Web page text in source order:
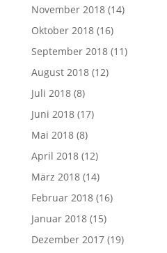
November 2018(14)
Oktober 2018(16)
September 2018(11)
August 2018(12)
Juli 2018(8)
Juni 2018(17)
Mai 2018(8)
April 2018(12)
März 2018(14)
Februar 2018(16)
Januar 2018(15)
Dezember 2017(19)